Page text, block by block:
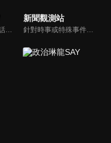
寰宇新聞台灣台談話性節目《有評有據看台灣》節目跳脫來賓演繹的「浮誇情境式政論型態」，改採網路大數據點題，直視分析選情實相，帶您「有評、有據」的遍覽政經大小事。
新聞觀測站
針對時事或特殊事件邀請來賓進行深度探討，或專訪各領域傑出人士。